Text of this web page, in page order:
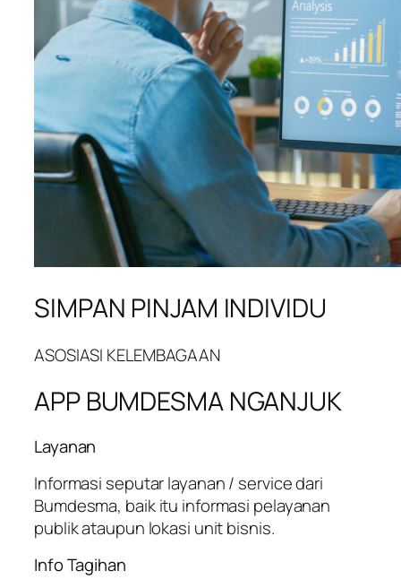
SIMPAN PINJAM INDIVIDU
ASOSIASI KELEMBAGAAN
APP BUMDESMA NGANJUK
Layanan
Informasi seputar layanan / service dari
Bumdesma, baik itu informasi pelayanan
publik ataupun lokasi unit bisnis.
Info Tagihan